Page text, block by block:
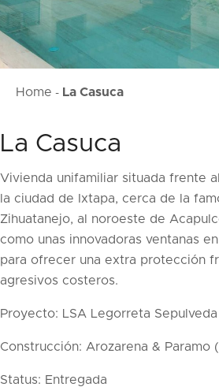
Home - La Casuca
La Casuca
Vivienda unifamiliar situada frente
la ciudad de Ixtapa, cerca de la
Zihuatanejo, al noroeste de
como unas innovadoras ventanas
para ofrecer una extra protección
agresivos costeros.
Proyecto: LSA Legorreta
Construcción: Arozarena & Paramo
Status: Entregada